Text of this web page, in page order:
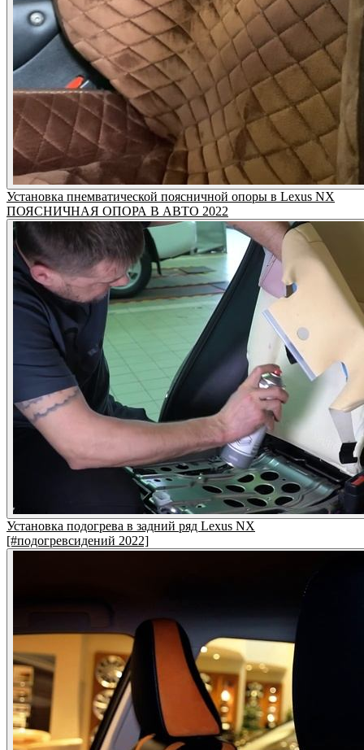
Установка пнемватической поясничной опоры в Lexus NX
ПОЯСНИЧНАЯ ОПОРА В АВТО 2022
Установка подогрева в задний ряд Lexus NX
[#подогревсидений 2022]